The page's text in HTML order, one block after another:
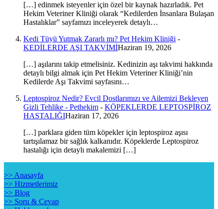
[…] edinmek isteyenler için özel bir kaynak hazırladık. Pet
Hekim Veteriner Kliniği olarak “Kedilerden İnsanlara Bulaşan
Hastalıklar” sayfamızı inceleyerek detaylı…
Kedi Tüyü Yutmak Zararlı mı? Pet Hekim Kliniği -
KEDİLERDE AŞI TAKVİMİHaziran 19, 2026
[…] aşılarını takip etmelisiniz. Kedinizin aşı takvimi hakkında
detaylı bilgi almak için Pet Hekim Veteriner Kliniği’nin
Kedilerde Aşı Takvimi sayfasını…
Leptospiroz Nedir? Evcil Dostlarımızı ve Ailemizi Bekleyen
Gizli Tehlike - Pethekim - KÖPEKLERDE LEPTOSPİROZ
HASTALIĞIHaziran 17, 2026
[…] parklara giden tüm köpekler için leptospiroz aşısı
tartışılamaz bir sağlık kalkanıdır. Köpeklerde Leptospiroz
hastalığı için detaylı makalemizi […]
>> Anasayfa
>> Hizmetlerimiz
>> Blog
>> Soru & Cevap